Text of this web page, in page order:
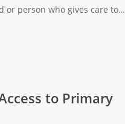
or person who gives care to…
to Primary